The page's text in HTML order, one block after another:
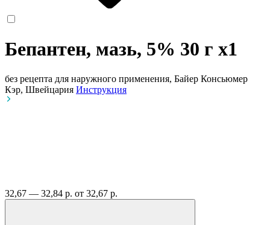
Бепантен, мазь, 5% 30 г x1
без рецепта для наружного применения, Байер Консьюмер
Кэр, Швейцария Инструкция
32,67 — 32,84 р. от 32,67 р.